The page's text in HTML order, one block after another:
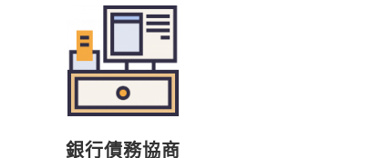
銀行債務協商